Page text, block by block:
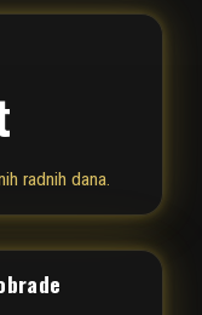
radnih dana.